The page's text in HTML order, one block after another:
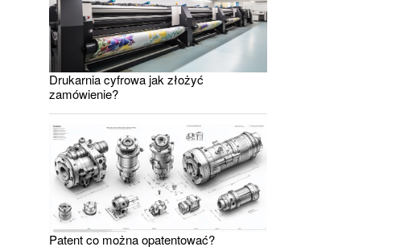
Drukarnia cyfrowa jak złożyć
zamówienie?
Patent co można opatentować?